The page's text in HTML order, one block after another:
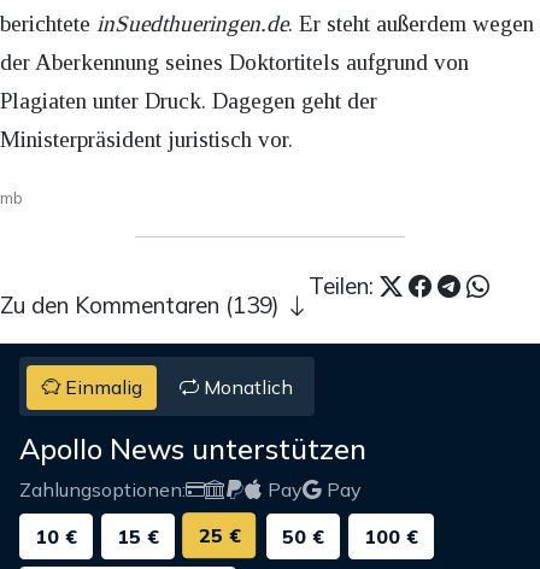
berichtete inSuedthueringen.de. Er steht außerdem wegen
der Aberkennung seines Doktortitels aufgrund von
Plagiaten unter Druck. Dagegen geht der
Ministerpräsident juristisch vor.
mb
Teilen:
Zu den Kommentaren (139)
Einmalig Monatlich
Apollo News unterstützen
Zahlungsoptionen: Pay
Pay
10 €
15 € 25 € 50 € 100 €